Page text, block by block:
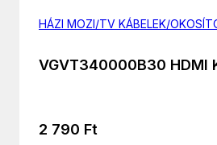
HÁZI MOZI/TV KÁBELEK/
VGVT340000B30 HDMI
2 790 Ft